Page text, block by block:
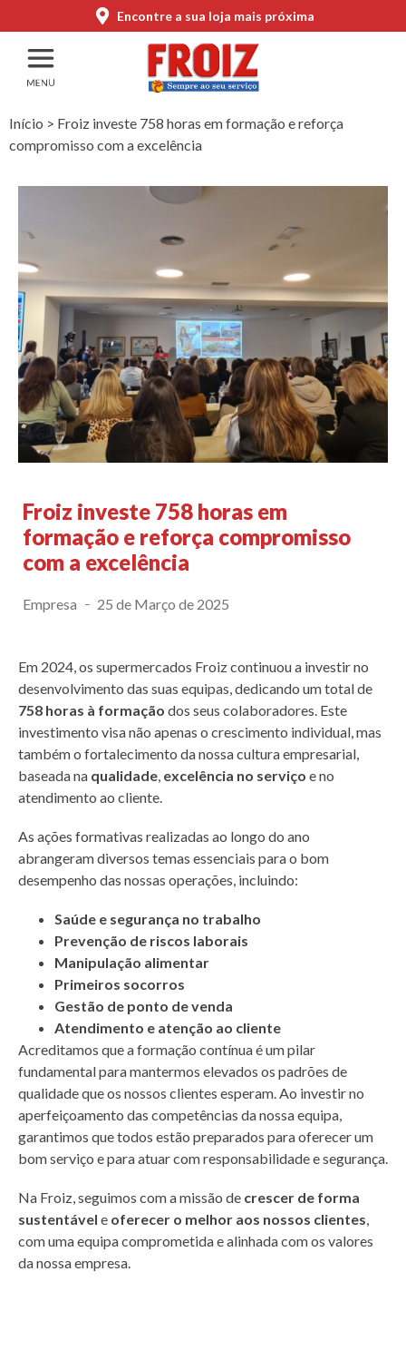
Encontre a sua loja mais próxima
Início > Froiz investe 758 horas em formação e reforça
compromisso com a excelência
Froiz investe 758 horas em
formação e reforça compromisso
com a excelência
Empresa 25 de Março de 2025
Em 2024, os supermercados Froiz continuou a investir no
desenvolvimento das suas equipas, dedicando um total de
758 horas à formação dos seus colaboradores. Este
investimento visa não apenas o crescimento individual, mas
também o fortalecimento da nossa cultura empresarial,
baseada na qualidade, excelência no serviço e no
atendimento ao cliente.
As ações formativas realizadas ao longo do ano
abrangeram diversos temas essenciais para o bom
desempenho das nossas operações, incluindo:
Saúde e segurança no trabalho
Prevenção de riscos laborais
Manipulação alimentar
Primeiros socorros
Gestão de ponto de venda
Atendimento e atenção ao cliente
Acreditamos que a formação contínua é um pilar
fundamental para mantermos elevados os padrões de
qualidade que os nossos clientes esperam. Ao investir no
aperfeiçoamento das competências da nossa equipa,
garantimos que todos estão preparados para oferecer um
bom serviço e para atuar com responsabilidade e segurança.
Na Froiz, seguimos com a missão de crescer de forma
sustentável e oferecer o melhor aos nossos clientes,
com uma equipa comprometida e alinhada com os valores
da nossa empresa.